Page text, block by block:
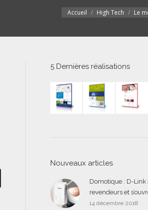
Vous êtes ici :
Accueil High Tech Le
5 Dernières réalisations
Nouveaux articles
Domotique : D-Link
revendeurs et
14 décembre 2018